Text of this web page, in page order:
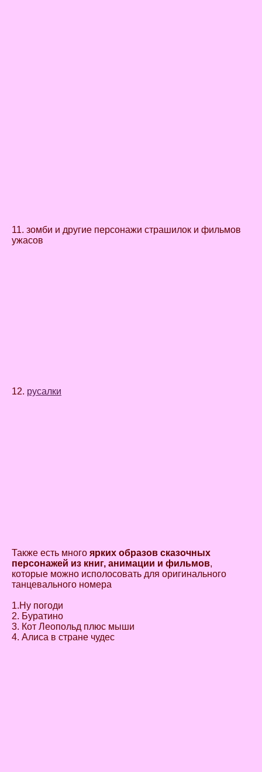
11. зомби и другие персонажи страшилок и фильмов
ужасов
12. русалки
Также есть много ярких образов сказочных
персонажей из книг, анимации и фильмов,
которые можно исполосовать для оригинального
танцевального номера
1.Ну погоди
2. Буратино
3. Кот Леопольд плюс мыши
4. Алиса в стране чудес